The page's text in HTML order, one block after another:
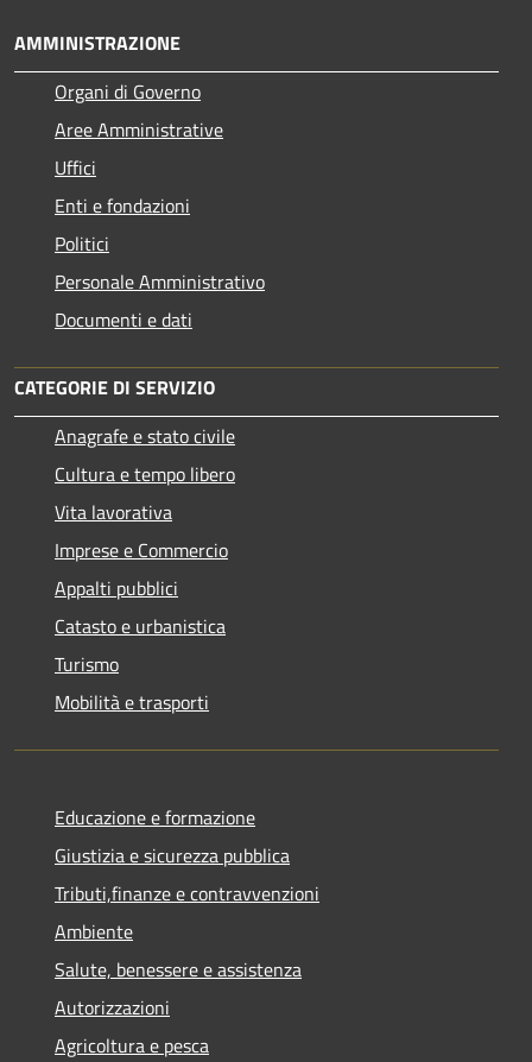
AMMINISTRAZIONE
Organi di Governo
Aree Amministrative
Uffici
Enti e fondazioni
Politici
Personale Amministrativo
Documenti e dati
CATEGORIE DI SERVIZIO
Anagrafe e stato civile
Cultura e tempo libero
Vita lavorativa
Imprese e Commercio
Appalti pubblici
Catasto e urbanistica
Turismo
Mobilità e trasporti
Educazione e formazione
Giustizia e sicurezza pubblica
Tributi,finanze e contravvenzioni
Ambiente
Salute, benessere e assistenza
Autorizzazioni
Agricoltura e pesca